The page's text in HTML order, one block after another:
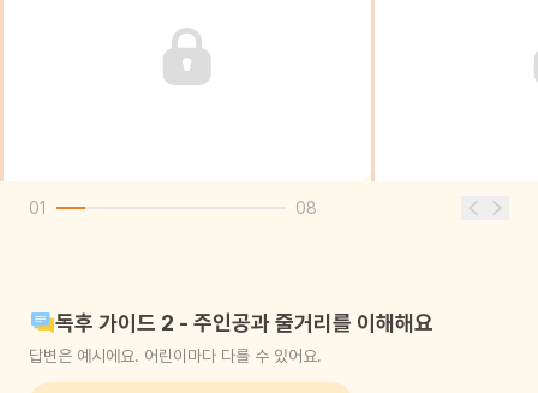
01 08
독후 가이드 2 - 주인공과 줄거리를 이해해요
답변은 예시에요. 어린이마다 다를 수 있어요.